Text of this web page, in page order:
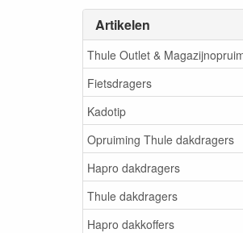
Artikelen
Thule Outlet &
Fietsdragers
Kadotip
Opruiming Thule dakdragers
Hapro dakdragers
Thule dakdragers
Hapro dakkoffers